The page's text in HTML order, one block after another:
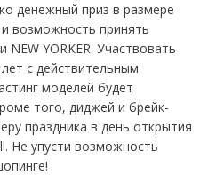
денежный приз в размере
возможность принять
YORKER. Участвовать
с действительным
моделей будет
того, диджей и брейк-
праздника в день открытия
Не упусти возможность